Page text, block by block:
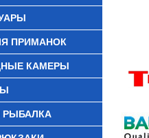
ПРИМАНОК
КАМЕРЫ
РЫБАЛКА